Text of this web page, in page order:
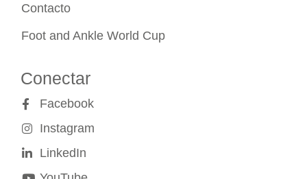
Contacto
Foot and Ankle World Cup
Conectar
Facebook
Instagram
LinkedIn